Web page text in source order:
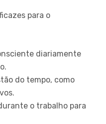
para o
diariamente
do tempo, como
o trabalho para